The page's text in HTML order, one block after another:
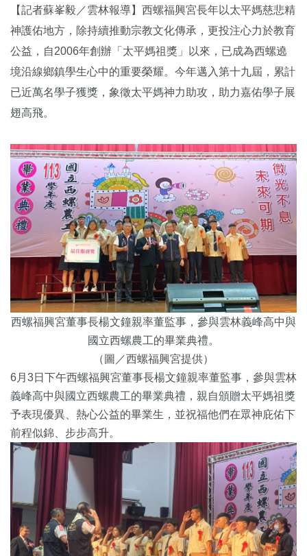
【記者蘇峯毅／雲林報導】西螺福興宮長年以太平媽慈悲精
神護佑地方，除持續推動宗教文化傳承，更投注心力於教育
公益，自2006年創辦「太平媽祖獎」以來，已成為西螺遶
境沿線鄉鎮學生心中的重要榮耀。今年邁入第十九屆，累計
已近萬名學子獲獎，象徵太平媽神力助攻，助力嘉佑學子展
翅高飛。
西螺福興宮董事長楊文鐘親率董監事，參與雲林義峰高中與
國立西螺農工的畢業典禮。
（圖／西螺福興宮提供）
6月3日下午西螺福興宮董事長楊文鐘親率董監事，參與雲林
義峰高中與國立西螺農工的畢業典禮，親自頒贈太平媽祖獎
予表現優異、熱心公益的畢業生，並祝福他們在眾神庇佑下
前程似錦、步步高升。